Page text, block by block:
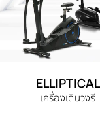
ELLIPTICAL
เครื่องเดินวงรี